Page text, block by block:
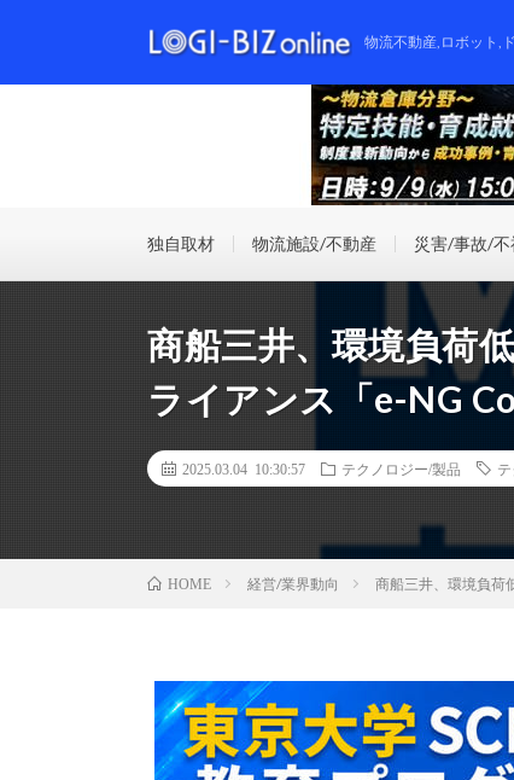
物流不動産,ロボット,
独自取材 物流施設/不動産 災害/事故/不
商船三井、環境負荷
ライアンス「e-NG
2025.03.04 10:30:57 テクノロジー/製品
HOME 経営/業界動向 商船三井、環境負荷